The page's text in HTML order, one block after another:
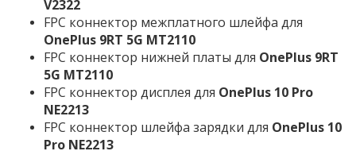
V2322
FPC коннектор межплатного шлейфа для
OnePlus 9RT 5G MT2110
FPC коннектор нижней платы для OnePlus 9RT
5G MT2110
FPC коннектор дисплея для OnePlus 10 Pro
NE2213
FPC коннектор шлейфа зарядки для OnePlus 10
Pro NE2213